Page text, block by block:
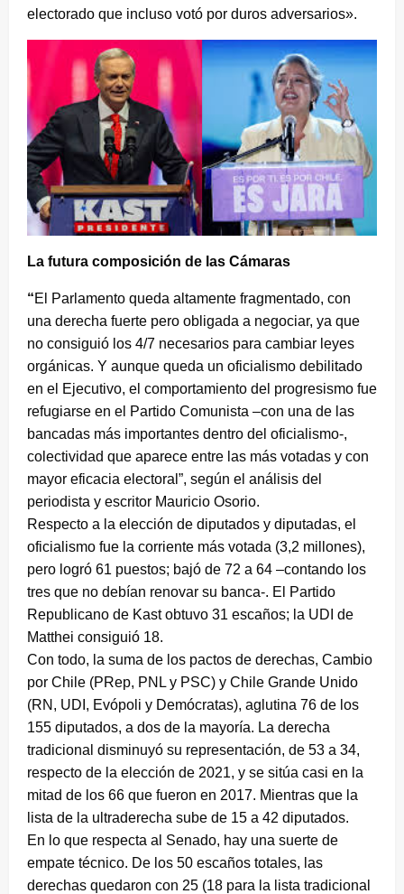
electorado que incluso votó por duros adversarios».
La futura composición de las Cámaras
“El Parlamento queda altamente fragmentado, con
una derecha fuerte pero obligada a negociar, ya que
no consiguió los 4/7 necesarios para cambiar leyes
orgánicas. Y aunque queda un oficialismo debilitado
en el Ejecutivo, el comportamiento del progresismo fue
refugiarse en el Partido Comunista –con una de las
bancadas más importantes dentro del oficialismo-,
colectividad que aparece entre las más votadas y con
mayor eficacia electoral”, según el análisis del
periodista y escritor Mauricio Osorio.
Respecto a la elección de diputados y diputadas, el
oficialismo fue la corriente más votada (3,2 millones),
pero logró 61 puestos; bajó de 72 a 64 –contando los
tres que no debían renovar su banca-. El Partido
Republicano de Kast obtuvo 31 escaños; la UDI de
Matthei consiguió 18.
Con todo, la suma de los pactos de derechas, Cambio
por Chile (PRep, PNL y PSC) y Chile Grande Unido
(RN, UDI, Evópoli y Demócratas), aglutina 76 de los
155 diputados, a dos de la mayoría. La derecha
tradicional disminuyó su representación, de 53 a 34,
respecto de la elección de 2021, y se sitúa casi en la
mitad de los 66 que fueron en 2017. Mientras que la
lista de la ultraderecha sube de 15 a 42 diputados.
En lo que respecta al Senado, hay una suerte de
empate técnico. De los 50 escaños totales, las
derechas quedaron con 25 (18 para la lista tradicional